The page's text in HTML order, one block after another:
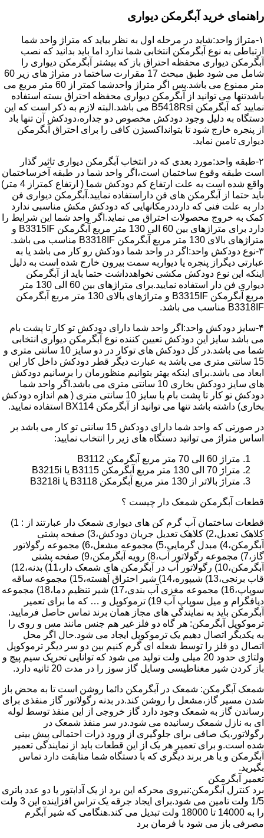
راهنمای خرید آبگرمکن دیواری
۱-متراژ واحد:شاید در مرحله اول به نظر بیاید که متراژ واحد شما
ارتباطی به نوع آبگرمکن انتخابی شما ندارد اما باید بدانید که نصب
آبگرمکن دیواری محفظه احتراق باز که بیشتر آبگرمکن دیواری را
شامل می شود طبق مبحث 17 مقرارت ساختما در متراژ های زیر 60
متر ممنوع می باشد.پس اگر متراژ واحدشما کمتر از 60 متر مربع می
باشدتنها می توانید از آبگرمکن دیواری محفظه احتراق بسته استفاده
نمایید که آبگرمکن B5418Rsi می باشد.البته لازم به ذکر است که این
دستگاه به دلیل وجود دودکش مخصوص دو جداره،دودکش آن تنها باد
از پنجره خارج شود تا بتوانداکسیژن کافی را برای احتراق آبگرمکن
دیواری تامین نماید.
۲-طبقه واحد:مورد بعدی که در انتخاب آبگرمکن دیواری تاثیر گذار
است طبقه وقوع ساختمان است،اگر واحد شما در طبقه آخرساختمان
واقع شده است به علت ارتفاع کم دودکش شما ( ارتفاع کمتراز 4 متر)
باید حتما از آبگرمکن های فن داراستفاده نمایید.آبگرمکن دیواری فن
دار به علت فنی که دارددرمکانهایی که دودکش مکش مناسبی ندارد
کمک به خروج محصولات احتراق می نماید.اگر واحد شما این شرایط را
دارد برای متراژهای بین 60 الی 130 متر مربع آبگرمکن B3315IF و
متراژهای بالای 130 متر مربع آبگرمکن B3318IF مناسب می باشد.
۳-نوع دودکش واحد:اگر در واحد شما دودکش رو کار می باشد یا به
عبارتی دیگراز پنجره یا دیواربه سمت بیرون خارج شده است به دلیل
اینکه این نوع دودکش مکشی نخواهدداشت حتما باید از آبگرمکن
دیواری فن دار استفاده نمایید.برای متراژهای بین 60 الی 130 متر
مربع آبگرمکن B3315IF و متراژهای بالای 130 متر مربع آبگرمکن
B3318IF مناسب می باشد.
۴-سایز دودکش واحد:اگر واحد شما دارای دودکش تو کار تا پشت بام
می باشد سایز این دودکش تعیین کننده نوع آبگرمکن دیواری انتخابی
شما می باشد.در کل دودکش های توکار در دو سایز 10 سانتی متری و
15 سانتی متری می باشد به عبارت دیگر قطر دودکش داخل کار این
ابعاد می باشد.برای اینکه بهتر بتوانیم منظورمان را برسانیم دودکش
های سایز دودکش بخاری 10 سانتی متری می باشد.اگر واحد شما
دودکش تو کار تا پشت بام با سایز 10 سانتی متری ( هم اندازه دودکش
بخاری) داشته باشد تنها می توانید از آبگرمکن BX114 استفاده نمایید.
در صورتی که واحد شما دارای دودکش 15 سانتی تو کار می باشد بر
اساس متراژ می توانید دستگاه های زیر را انتخاب نمایید:
متراژ 60 الی 70 متر مربع آبگرمکن B3112
متراژ 70 الی 130 متر مربع آبگرمکن B3115 یا B3215i
متراژ بالاتر از 130 متر مربع آبگرمکن B3118 یا B3218i
قطعات آبگرمکن شمعک دار چیست ؟
قطعات ساختمان آب گرم کن های دیواری شمعک دار عبارتند از : 1)
کلاهک تعدیل،2) کلاهک تعدیل جریان دودکش،3) صفحه پشتی
آبگرمکن،4) مبدل گرمایی،5) مجموعه مشعل،6) مجموعه رگولاتور
گاز،7) مجموعه رگولاتور آب،8) رویه آبگرمکن،9) صفحه پشتی
آبگرمکن،10) رگولاتور آب در آبگرمکن های شمعک دار،11) بدنه،12)
قاب برنجی،13) شیپوره،14) شیر احتراق آهسته،15) مجموعه ساقه
سوپاپ،16) مجموعه مغزی آب بندی،17) شیر تنظیم دما،18) مجموعه
دیافگرام و میل سوپاپ آب 19) ترموکوپل و … که ما برای تعمیر
آبگرمکن باید به نمایندگی های مجاز همان برند تماس حاصل فرمایید.
ترموکوپل آبگرمکن: هر گاه دو فلز غیر هم جنس مانند مس و روی را
به یکدیگر اتصال دهیم یک ترموکوپل ایجاد می شود.حال اگر محل
اتصال دو فلز را توسط شعله ای گرم کنیم بین دو سر دیگر ترموکوپل
ولتاژی حدود 20 میلی ولت تولید می شود که توانایی تحریک سیم پیچ و
باز کردن شیر مغناطیسی وسایل گاز سوز را در مدت 20 ثانیه دارد.
شمعک آبگرمکن: شمعک در آبگرمکن دائما روشن است تا به محض باز
شدن مسیر گاز،مشعل را روشن کند.در بدنه رگولاتور گاز منفذی برای
رساندن گاز به شمعک وجود دارد گاز خروجی از این منفذ توسط لوله
ای به نازل شمعک رسانیده می شود.در سر منفذ شمعک در
رگولاتور،یک صافی برای جلوگیری از ورود ذرات احتمالی پیش بینی
شده است.و برای تعمیر هر یک از این قطعات باید از نمایندگی تعمیر
آبگرمکن و یا هر برند دیگری که با دستگاه شما متابقت دارد تماس
بگیرید.
تعمیر آبگرمکن
برد کنترل آبگرمکن:نیروی محرکه این برد از یک آدابتور یا دو عدد باتری
1/5 ولت تامین می شود.برای ایجاد جرقه یک تراس افزاینده این 3 ولت
را به 14000 تا 18000 ولت تبدیل می کند.هنگامی که شیر آبگرم
مصرفی باز می شود با فرمان برد